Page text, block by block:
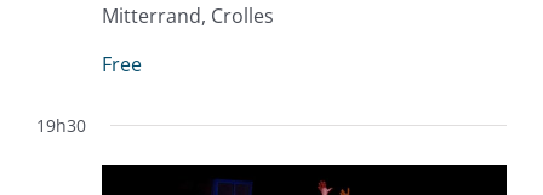
Mitterrand, Crolles
Free
19h30